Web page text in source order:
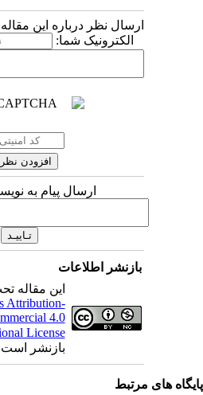
ارسال نظر درباره این مقاله
الکترونیک شما:
ارسال پیام به
بازنشر اطلاعات
این مقاله
Attribution-
4.0
License
بازنشر است.
های مرتبط